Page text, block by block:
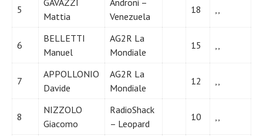
5
Mattia
Venezuela
18
6
BELLETTI
Manuel
AG2R La
Mondiale
15
7
APPOLLONIO
Davide
AG2R La
Mondiale
12
8
NIZZOLO
Giacomo
RadioShack
– Leopard
10
Tests de produits
Conseils
À propos